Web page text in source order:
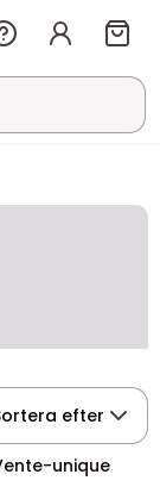
efter
unique